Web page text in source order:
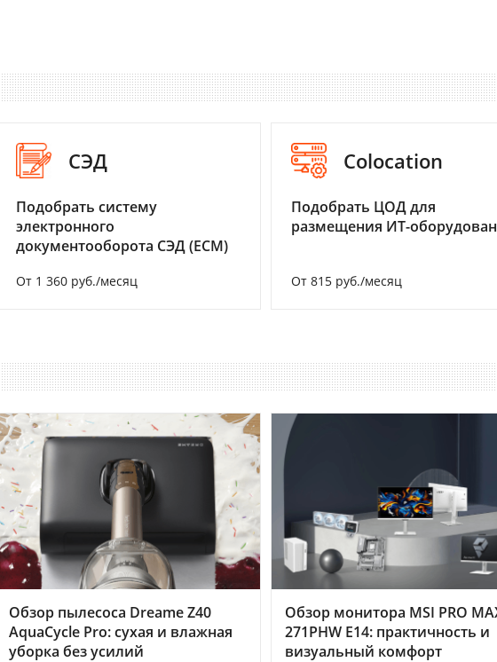
СЭД
Подобрать систему
электронного
документооборота СЭД (ECM)
От 1 360 руб./месяц
Colocation
Подобрать ЦОД для
размещения ИТ-
От 815 руб./месяц
Обзор пылесоса Dreame Z40
AquaCycle Pro: сухая и влажная
уборка без усилий
Обзор монитора MSI PRO
271PHW E14: практичность и
визуальный комфорт